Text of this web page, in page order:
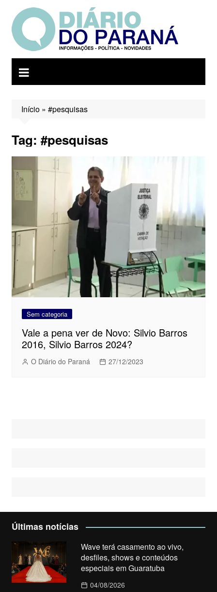
para
conteúdo
Início» #pesquisas
Tag: #pesquisas
Sem categoria
Vale a pena ver de Novo: Silvio Barros
2016, Silvio Barros 2024?
O Diário do Paraná 27/12/2023
Últimas notícias
Wave terá casamento ao vivo,
desfiles, shows e conteúdos
especiais em Guaratuba
04/08/2026